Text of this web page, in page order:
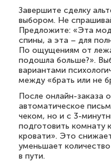
Завершите сделку
выбором. Не
Предложите: «Эта
спины, а эта – для
По ощущениям от
подошла больше?».
вариантами
между «брать или не
После онлайн-заказа
автоматическое
чеком, но и с 3-
подготовить комнату
кровати». Это
уменьшает
в пути.